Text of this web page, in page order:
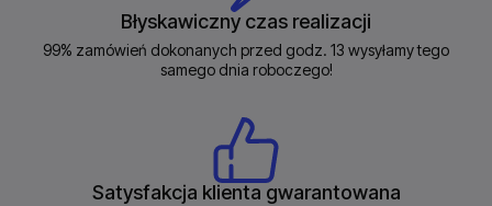
Błyskawiczny czas realizacji
99% zamówień dokonanych przed godz. 13 wysyłamy tego
samego dnia roboczego!
Satysfakcja klienta gwarantowana